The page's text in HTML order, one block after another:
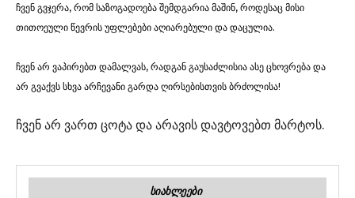
ჩვენ გვჯერა, რომ საზოგადოება შემდგარია მაშინ, როდესაც მისი
თითოეული წევრის უფლებები აღიარებული და დაცულია.
ჩვენ არ ვაპირებთ დამალვას, რადგან გაუსაძლისია ასე ცხოვრება და
არ გვაქვს სხვა არჩევანი გარდა ღირსებისთვის ბრძოლისა!
ჩვენ არ ვართ ცოტა და არავის დავტოვებთ მარტოს.
ᲡᲘᲐᲮᲚᲔᲔᲑᲘ